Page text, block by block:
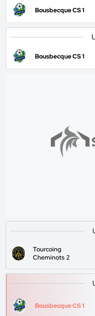
Bousbecque CS 1
Bousbecque CS 1
Tourcoing
Cheminots 2
Bousbecque CS 1